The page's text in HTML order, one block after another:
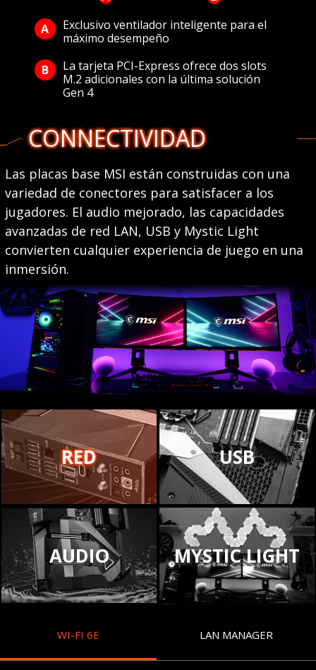
Exclusivo ventilador inteligente para el
máximo desempeño
La tarjeta PCI-Express ofrece dos slots
M.2 adicionales con la última solución
Gen 4
CONNECTIVIDAD
Las placas base MSI están construidas con una
variedad de conectores para satisfacer a los
jugadores. El audio mejorado, las capacidades
avanzadas de red LAN, USB y Mystic Light
convierten cualquier experiencia de juego en una
inmersión.
RED USB
AUDIO MYSTIC LIGHT
WI-FI 6E LAN MANAGER